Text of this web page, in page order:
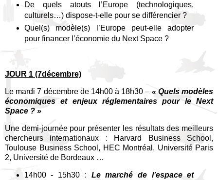
De quels atouts l’Europe (technologiques,
culturels…) dispose-t-elle pour se différencier ?
Quel(s) modèle(s) l’Europe peut-elle adopter
pour financer l’économie du Next Space ?
JOUR 1 (7décembre)
Le mardi 7 décembre de 14h00 à 18h30 – « Quels modèles
économiques et enjeux réglementaires pour le Next
Space ? »
Une demi-journée pour présenter les résultats des meilleurs
chercheurs internationaux : Harvard Business School,
Toulouse Business School, HEC Montréal, Université Paris
2, Université de Bordeaux …
14h00 - 15h30 : Le marché de l’espace et